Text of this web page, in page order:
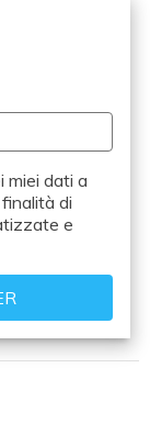
miei dati a
di
e